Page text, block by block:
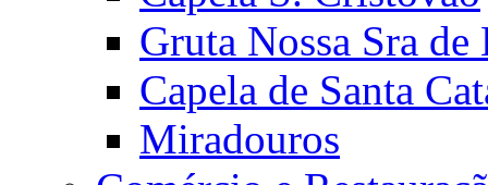
Gruta Nossa Sra de
Capela de Santa
Miradouros